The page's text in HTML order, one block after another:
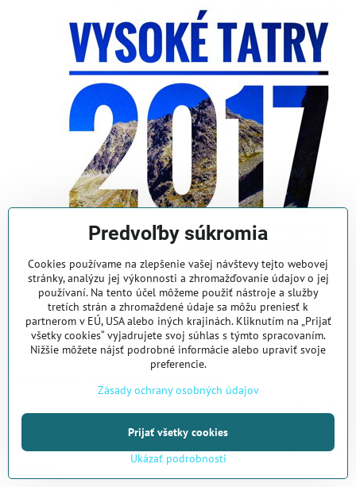
Počasie nám vyšlo na 100 percent, žiadne prehánky, ideálne
Predvoľby súkromia
Cookies používame na zlepšenie vašej návštevy tejto webovej
stránky, analýzu jej výkonnosti a zhromažďovanie údajov o jej
používaní. Na tento účel môžeme použiť nástroje a služby
tretích strán a zhromaždené údaje sa môžu preniesť k
partnerom v EÚ, USA alebo iných krajinách. Kliknutím na „Prijať
všetky cookies“ vyjadrujete svoj súhlas s týmto spracovaním.
Nižšie môžete nájsť podrobné informácie alebo upraviť svoje
preferencie.
Zásady ochrany osobných údajov
Ukázať podrobnosti
Prijať všetky cookies